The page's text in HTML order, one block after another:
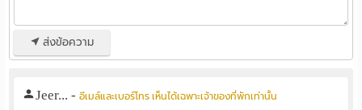
ส่งข้อความ
Jeer... -อีเมล์และเบอร์โทร เห็นได้เฉพาะเจ้าของที่พักเท่านั้น